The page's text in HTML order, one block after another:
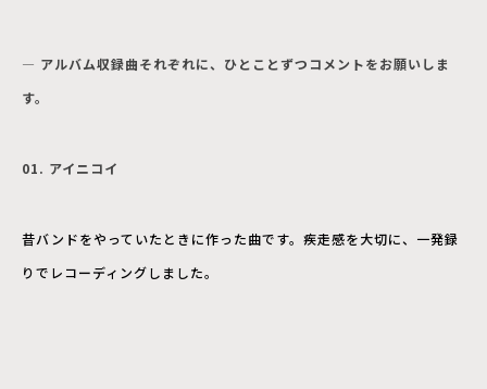
― アルバム収録曲それぞれに、ひとことずつコメントをお願いしま
す。
01. アイニコイ
昔バンドをやっていたときに作った曲です。疾走感を大切に、一発録
りでレコーディングしました。